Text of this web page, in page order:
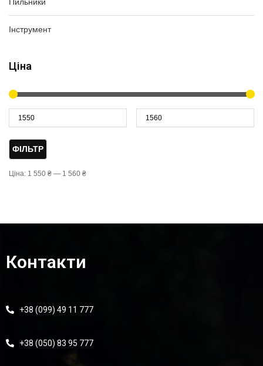
Інструмент
Ціна
ФІЛЬТР
Ціна: 1 550 ₴ — 1 560 ₴
Контакти
+38 (099) 49 11 777
+38 (050) 83 95 777